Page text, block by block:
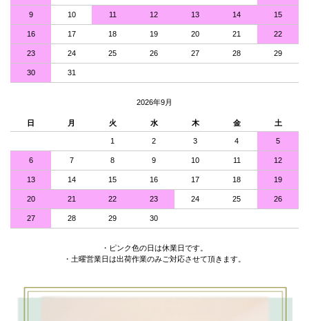
9 10 11 12 13 14 15
16 17 18 19 20 21 22
23 24 25 26 27 28 29
30 31
2026年9月
日 月 火 水 木 金 土
1 2 3 4 5
6 7 8 9 10 11 12
13 14 15 16 17 18 19
20 21 22 23 24 25 26
27 28 29 30
・ピンク色の日は休業日です。
・土曜営業日は出荷作業のみご対応させて頂きます。